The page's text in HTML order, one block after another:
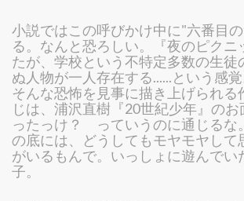
小説ではこの呼びかけ中に"六番目
る。なんと恐ろしい。『夜のピクニ
たが、学校という不特定多数の生徒
ぬ人物が一人存在する......という感
そんな恐怖を見事に描き上げられる
じは、浦沢直樹『20世紀少年』の
ったっけ？ っていうのに通じるな
の底には、どうしてもモヤモヤして
がいるもんで。いっしょに遊んでい
子。